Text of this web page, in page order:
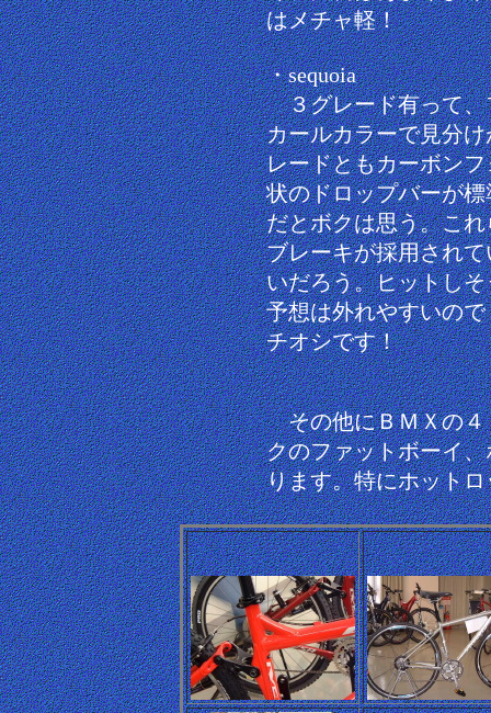
はメチャ軽！
・sequoia
３グレード有って、
カールカラーで見分
レードともカーボン
状のドロップバーが
だとボクは思う。こ
ブレーキが採用され
いだろう。ヒットし
予想は外れやすいの
チオシです！
その他にＢＭＸの４
クのファットボーイ
ります。特にホット